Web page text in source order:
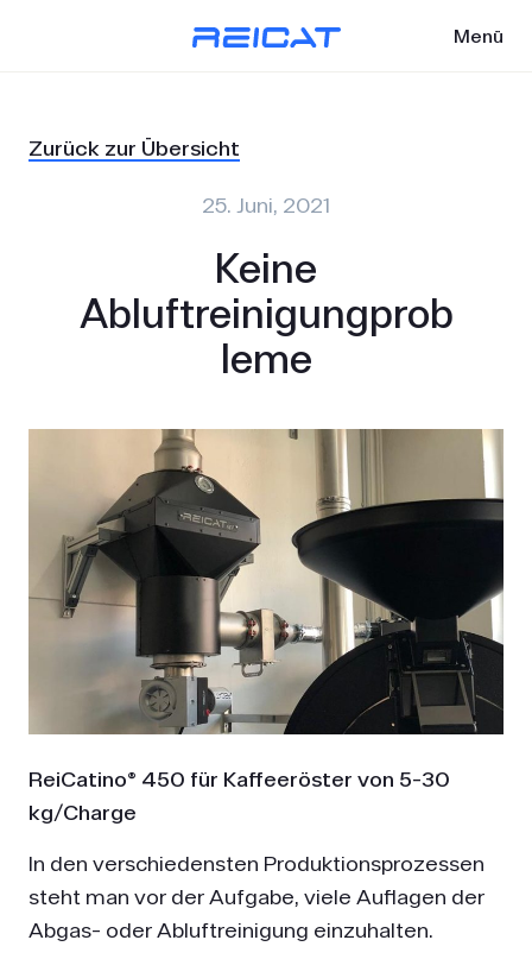
Menü
Zurück zur Übersicht
25. Juni, 2021
Keine
Abluftreinigungprob
leme
ReiCatino® 450 für Kaffeeröster von 5-30
kg/Charge
In den verschiedensten Produktionsprozessen
steht man vor der Aufgabe, viele Auflagen der
Abgas- oder Abluftreinigung einzuhalten.